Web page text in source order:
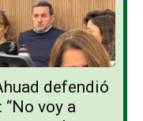
defendió
voy a